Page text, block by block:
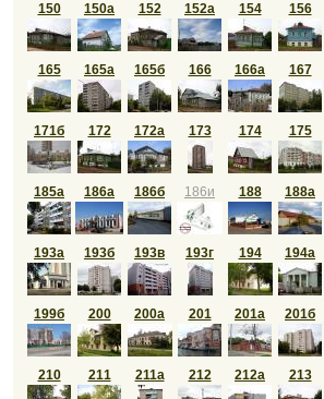
150 150а 152 152а 154 156
165 165а 165б 166 166а 167
171б 172 172а 173 174 175
185а 186а 186б 186и 188 188а
193а 193б 193в 193г 194 194а
199б 200 200а 201 201а 201б
210 211 211а 212 212а 213